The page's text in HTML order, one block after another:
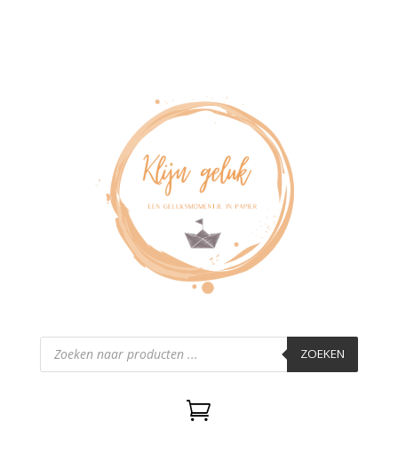
Producten
zoeken ZOEKEN
